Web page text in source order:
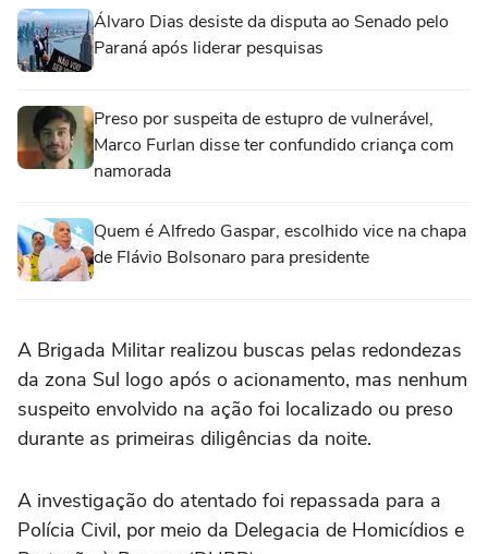
Álvaro Dias desiste da disputa ao Senado pelo
Paraná após liderar pesquisas
Preso por suspeita de estupro de vulnerável,
Marco Furlan disse ter confundido criança com
namorada
Quem é Alfredo Gaspar, escolhido vice na chapa
de Flávio Bolsonaro para presidente
A Brigada Militar realizou buscas pelas redondezas
da zona Sul logo após o acionamento, mas nenhum
suspeito envolvido na ação foi localizado ou preso
durante as primeiras diligências da noite.
A investigação do atentado foi repassada para a
Polícia Civil, por meio da Delegacia de Homicídios e